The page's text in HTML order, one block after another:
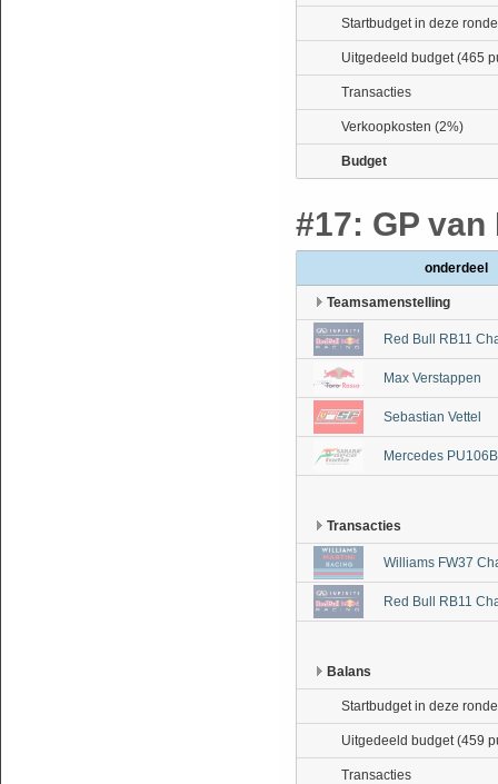
Startbudget in deze ronde
Uitgedeeld budget (465
Transacties
Verkoopkosten (2%)
Budget
#17: GP
onderdeel
Teamsamenstelling
Red Bull RB11
Max Verstappen
Sebastian Vettel
Mercedes
Transacties
Williams FW37
Red Bull RB11
Balans
Startbudget in deze ronde
Uitgedeeld budget (459
Transacties